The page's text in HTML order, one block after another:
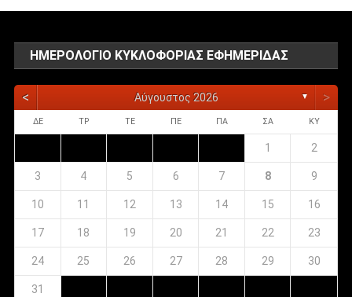
ΗΜΕΡΟΛΌΓΙΟ ΚΥΚΛΟΦΟΡΊΑΣ ΕΦΗΜΕΡΊΔΑΣ
< Αύγουστος 2026 ▼ >
ΔΕ ΤΡ ΤΕ ΠΕ ΠΑ ΣΑ ΚΥ
1 2
3 4 5 6 7 8 9
10 11 12 13 14 15 16
17 18 19 20 21 22 23
24 25 26 27 28 29 30
31